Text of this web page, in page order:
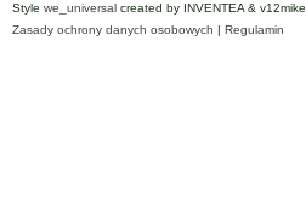
Style we_universal created by INVENTEA & v12mike
Zasady ochrony danych osobowych | Regulamin